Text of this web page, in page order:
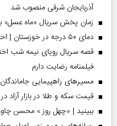
آذربایجان شرقی منصوب شد
زمان پخش سریال «ماه عسل»
دمای ۵۰ درجه در خوزستان | احتمال بارش‌های سیل‌آسا در ۳ استان
قصه سریال رویای نیمه شب
فیلمنامه رضایت دارم
مسیر‌های راهپیمایی جاماندگان
قیمت سکه و طلا در بازار آزاد در ۱۰ مرداد ۱۴۰۵
ببینید | «چهل روز » محسن